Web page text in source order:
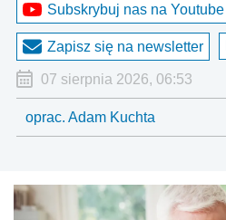
Subskrybuj nas na Youtube
Zapisz się na newsletter
07 sierpnia 2026, 06:53
oprac. Adam Kuchta